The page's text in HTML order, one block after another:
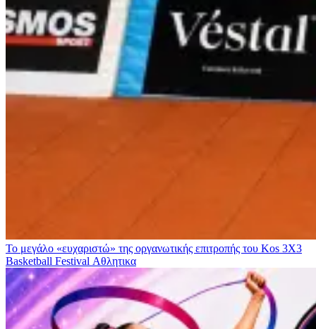
Το μεγάλο «ευχαριστώ» της οργανωτικής επιτροπής του Kos 3X3
Basketball Festival Αθλητικα